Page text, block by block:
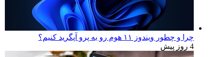
چرا و چطور ویندوز ۱۱ هوم رو به پرو آپگرید کنیم؟
4 روز پیش